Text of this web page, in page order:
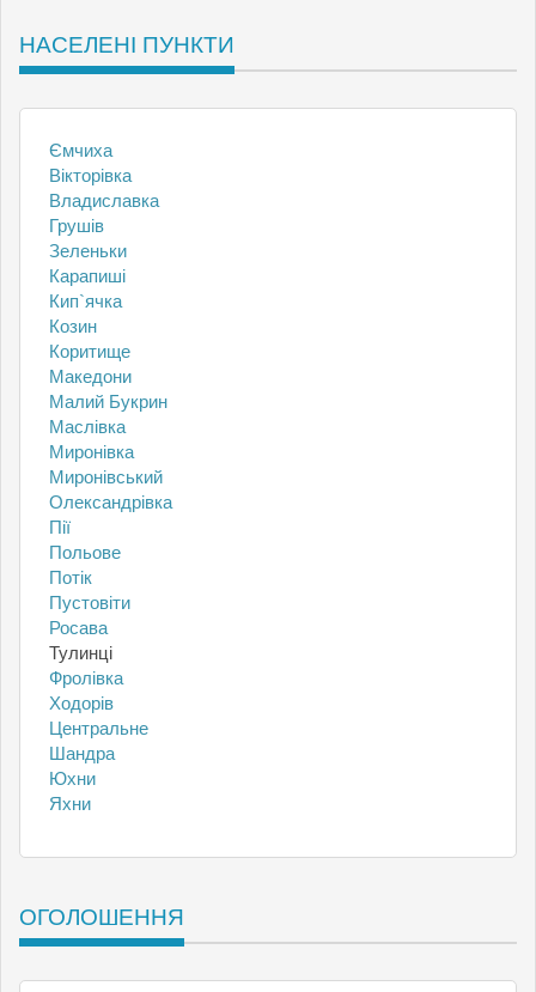
НАСЕЛЕНІ ПУНКТИ
Ємчиха
Вікторівка
Владиславка
Грушів
Зеленьки
Карапиші
Кип`ячка
Козин
Коритище
Македони
Малий Букрин
Маслівка
Миронівка
Миронівський
Олександрівка
Пії
Польове
Потік
Пустовіти
Росава
Тулинці
Фролівка
Ходорів
Центральне
Шандра
Юхни
Яхни
ОГОЛОШЕННЯ